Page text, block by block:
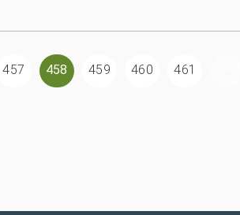
457 458 459 460 461 ...